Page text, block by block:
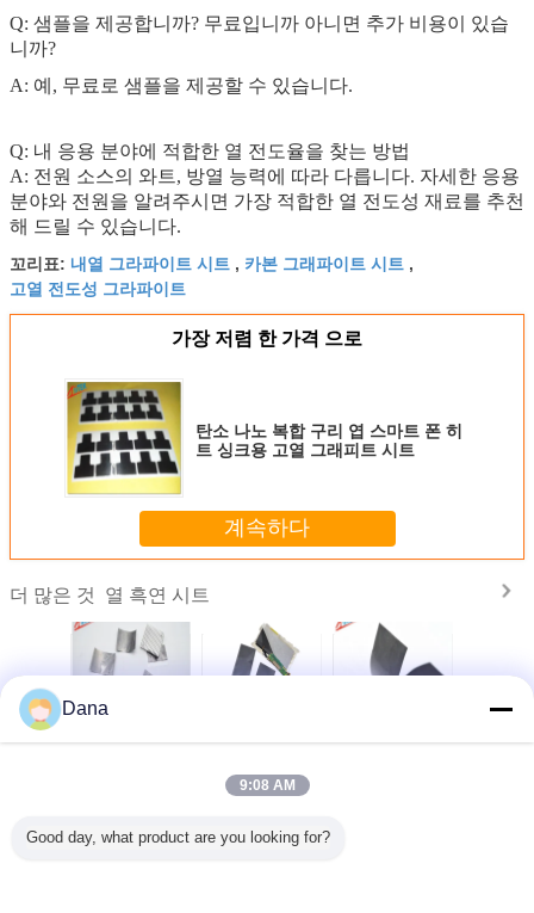
Q: 샘플을 제공합니까? 무료입니까 아니면 추가 비용이 있습
니까?
A: 예, 무료로 샘플을 제공할 수 있습니다.
Q: 내 응용 분야에 적합한 열 전도율을 찾는 방법
A: 전원 소스의 와트, 방열 능력에 따라 다릅니다. 자세한 응용
분야와 전원을 알려주시면 가장 적합한 열 전도성 재료를 추천
해 드릴 수 있습니다.
꼬리표: 내열 그라파이트 시트 , 카본 그래파이트 시트 ,
고열 전도성 그라파이트
가장 저렴 한 가격 으로
탄소 나노 복합 구리 엽 스마트 폰 히
트 싱크용 고열 그래피트 시트
계속하다
더 많은 것 열 흑연 시트
항 CPU
열 전도
성 열 전도성 스마
이스 사이에 사용
도성 흑연 시트
맞춤형 2.5W 고온
에 대해
Dana
9:08 AM
Good day, what product are you looking for?